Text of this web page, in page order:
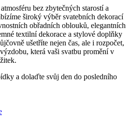
bez zbytečných starostí a
široký výběr svatebních dekorací
obřadních oblouků, elegantních
textilní dekorace a stylové doplňky
ušetříte nejen čas, ale i rozpočet,
která vaši svatbu promění v
a dolaďte svůj den do posledního